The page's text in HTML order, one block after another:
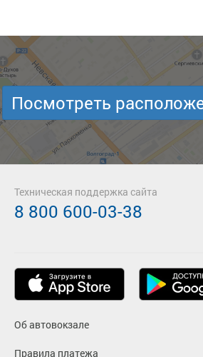
Посмотреть
Об автовокзале
Правила платежа
Техническая поддержка сайта
8 800 600-03-38